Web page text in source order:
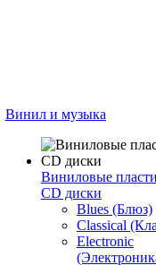
Винил и музыка
Виниловые
CD диски
Blues (Блюз)
Classical
Electronic